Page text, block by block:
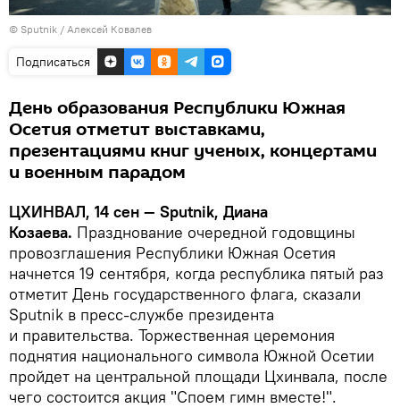
© Sputnik / Алексей Ковалев
Подписаться
День образования Республики Южная
Осетия отметит выставками,
презентациями книг ученых, концертами
и военным парадом
ЦХИНВАЛ, 14 сен — Sputnik, Диана
Козаева. Празднование очередной годовщины
провозглашения Республики Южная Осетия
начнется 19 сентября, когда республика пятый раз
отметит День государственного флага, сказали
Sputnik в пресс-службе президента
и правительства. Торжественная церемония
поднятия национального символа Южной Осетии
пройдет на центральной площади Цхинвала, после
чего состоится акция "Споем гимн вместе!".